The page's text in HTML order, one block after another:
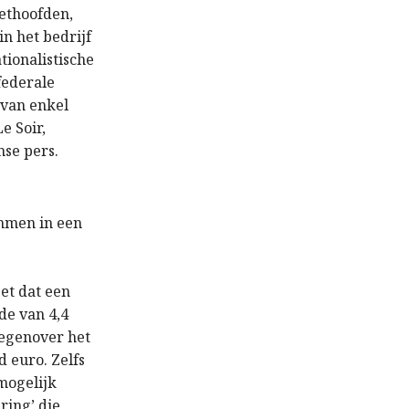
het bedrijf
enkel
Soir,
pers.
in een
dat een
van 4,4
het
euro. Zelfs